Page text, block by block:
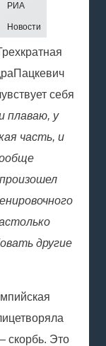
РИА
Новости
Пацкевич
себя
плаваю, у
часть, и
другие
скорбь. Это